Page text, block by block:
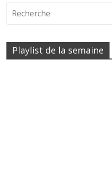
Playlist de la semaine